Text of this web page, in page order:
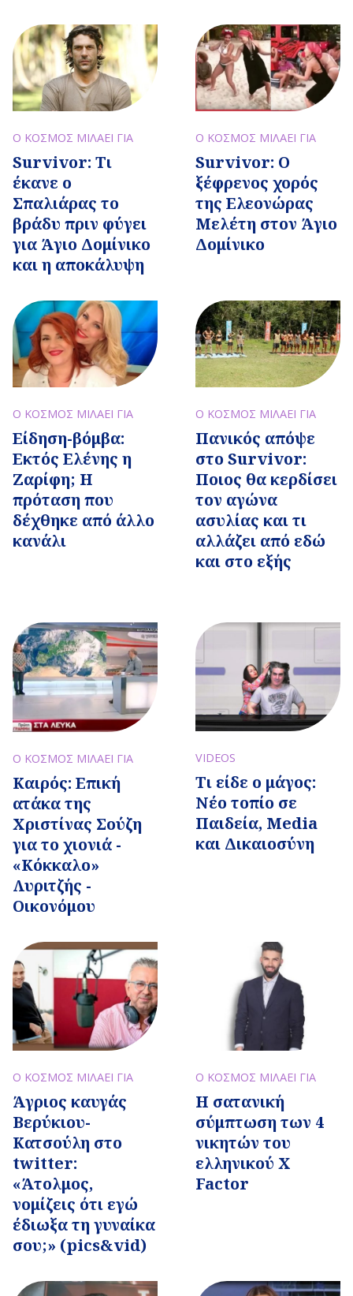
Ο ΚΟΣΜΟΣ ΜΙΛΑΕΙ ΓΙΑ
Survivor: Τι
έκανε ο
Σπαλιάρας το
βράδυ πριν φύγει
για Άγιο Δομίνικο
και η αποκάλυψη
Ο ΚΟΣΜΟΣ ΜΙΛΑΕΙ ΓΙΑ
Survivor: Ο
ξέφρενος χορός
της Ελεονώρας
Μελέτη στον Άγιο
Δομίνικο
Ο ΚΟΣΜΟΣ ΜΙΛΑΕΙ ΓΙΑ
Είδηση-βόμβα:
Εκτός Ελένης η
Ζαρίφη; Η
πρόταση που
δέχθηκε από άλλο
κανάλι
Ο ΚΟΣΜΟΣ ΜΙΛΑΕΙ ΓΙΑ
Πανικός απόψε
στο Survivor:
Ποιος θα κερδίσει
τον αγώνα
ασυλίας και τι
αλλάζει από εδώ
και στο εξής
Ο ΚΟΣΜΟΣ ΜΙΛΑΕΙ ΓΙΑ
Καιρός: Επική
ατάκα της
Χριστίνας Σούζη
για το χιονιά -
«Κόκκαλο»
Λυριτζής -
Οικονόμου
VIDEOS
Τι είδε ο μάγος:
Νέο τοπίο σε
Παιδεία, Media
και Δικαιοσύνη
Ο ΚΟΣΜΟΣ ΜΙΛΑΕΙ ΓΙΑ
Άγριος καυγάς
Βερύκιου-
Κατσούλη στο
twitter:
«Άτολμος,
νομίζεις ότι εγώ
έδιωξα τη γυναίκα
σου;» (pics&vid)
Ο ΚΟΣΜΟΣ ΜΙΛΑΕΙ ΓΙΑ
Η σατανική
σύμπτωση των 4
νικητών του
ελληνικού X
Factor